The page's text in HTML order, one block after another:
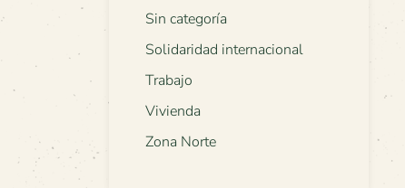
Sin categoría
Solidaridad internacional
Trabajo
Vivienda
Zona Norte